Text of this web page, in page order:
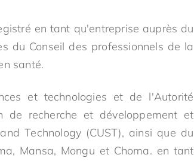
en tant qu'entreprise auprès du
du Conseil des professionnels de la
santé.
et technologies et de l'Autorité
recherche et développement et
Technology (CUST), ainsi que du
Mansa, Mongu et Choma. en tant